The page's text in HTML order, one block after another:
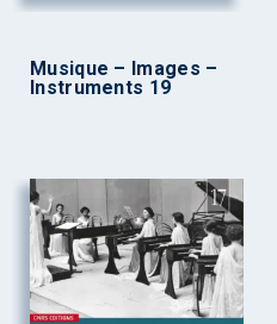
Musique – Images –
Instruments 19